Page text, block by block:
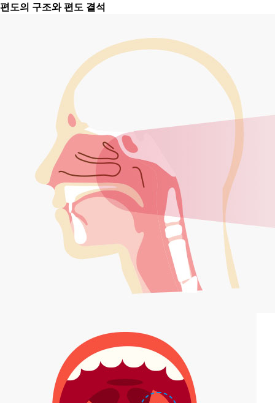
편도의 구조와 편도 결석